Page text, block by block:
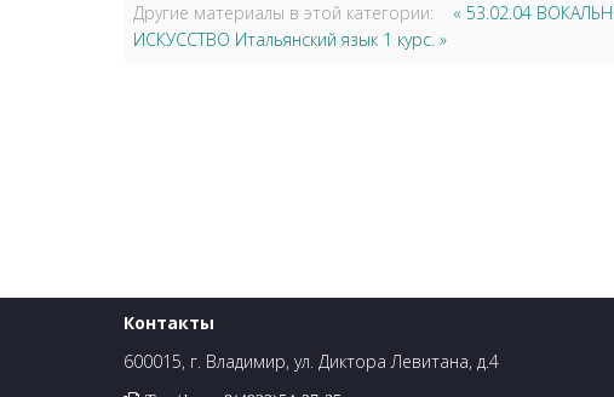
Другие материалы в этой категории: « 53.02.04
ИСКУССТВО Итальянский язык 1 курс. »
Контакты
600015, г. Владимир, ул. Диктора Левитана, д.4